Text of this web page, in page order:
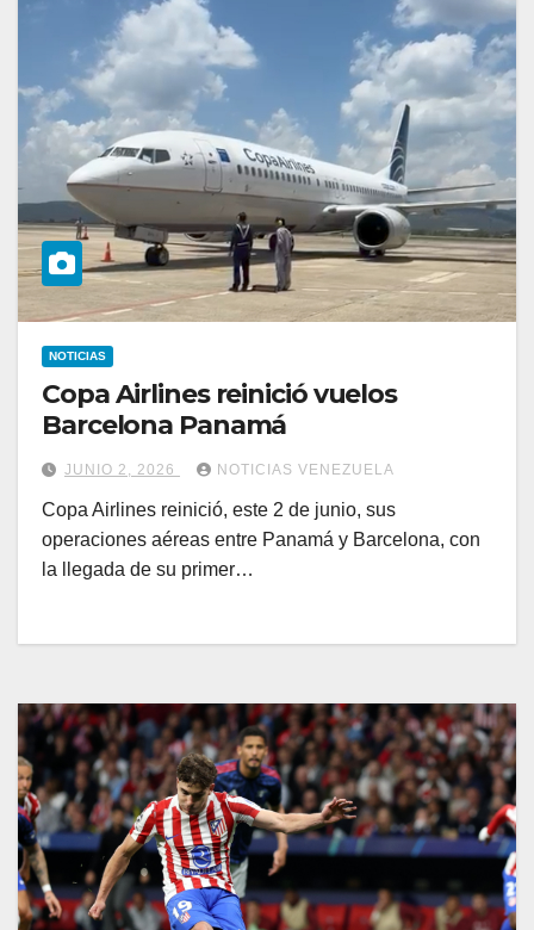
NOTICIAS
Copa Airlines reinició vuelos
Barcelona Panamá
JUNIO 2, 2026 NOTICIAS VENEZUELA
Copa Airlines reinició, este 2 de junio, sus
operaciones aéreas entre Panamá y Barcelona, con
la llegada de su primer…